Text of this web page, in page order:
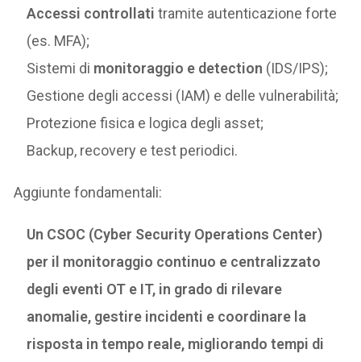
Accessi controllati tramite autenticazione forte
(es. MFA);
Sistemi di monitoraggio e detection (IDS/IPS);
Gestione degli accessi (IAM) e delle vulnerabilità;
Protezione fisica e logica degli asset;
Backup, recovery e test periodici.
Aggiunte fondamentali:
Un CSOC (Cyber Security Operations Center)
per il monitoraggio continuo e centralizzato
degli eventi OT e IT, in grado di rilevare
anomalie, gestire incidenti e coordinare la
risposta in tempo reale, migliorando tempi di